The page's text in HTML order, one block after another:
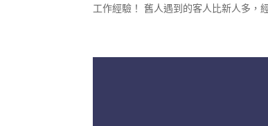
工作經驗！ 舊人遇到的客人比新人多，